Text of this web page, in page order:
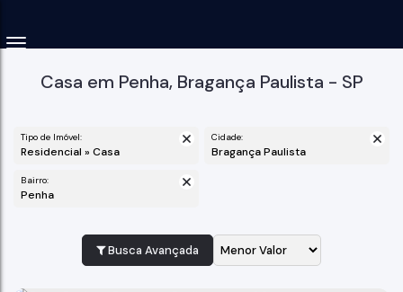
Casa em Penha, Bragança Paulista - SP
Tipo de Imóvel:
Residencial » Casa
Cidade:
Bragança Paulista
Bairro:
Penha
Busca Avançada